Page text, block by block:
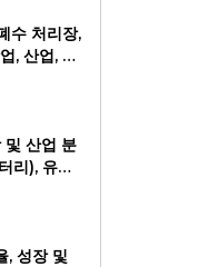
수 처리장,
, 산업, 운
재생 가
업 분석,
및 산업 분
리), 유형
, 의료 기
, 성장 및